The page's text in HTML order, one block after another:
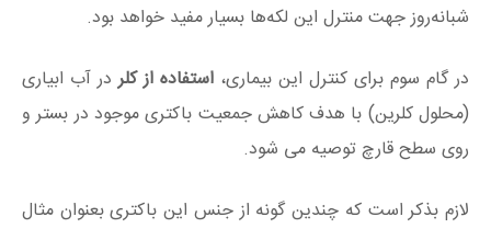
شبانه‌روز جهت منترل این لکه‌ها بسیار مفید خواهد بود.
در گام سوم برای کنترل این بیماری، استفاده از کلردر آب ابیاری
(محلول کلرین) با هدف کاهش جمعیت باکتری موجود در بستر و
روی سطح قارچ توصیه می شود.
لازم بذکر است که چندین گونه از جنس این باکتری بعنوان مثال